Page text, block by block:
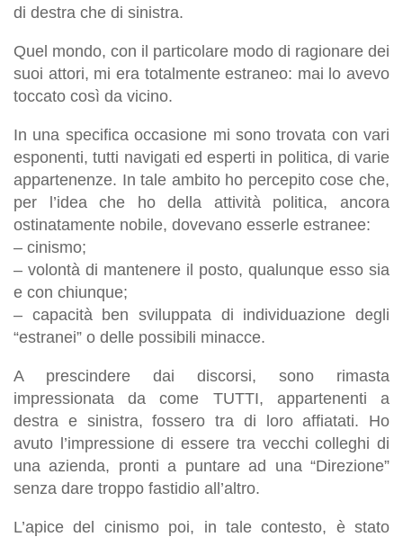
di destra che di sinistra.
Quel mondo, con il particolare modo di ragionare dei
suoi attori, mi era totalmente estraneo: mai lo avevo
toccato così da vicino.
In una specifica occasione mi sono trovata con vari
esponenti, tutti navigati ed esperti in politica, di varie
appartenenze. In tale ambito ho percepito cose che,
per l’idea che ho della attività politica, ancora
ostinatamente nobile, dovevano esserle estranee:
– cinismo;
– volontà di mantenere il posto, qualunque esso sia
e con chiunque;
– capacità ben sviluppata di individuazione degli
“estranei” o delle possibili minacce.
A prescindere dai discorsi, sono rimasta
impressionata da come TUTTI, appartenenti a
destra e sinistra, fossero tra di loro affiatati. Ho
avuto l’impressione di essere tra vecchi colleghi di
una azienda, pronti a puntare ad una “Direzione”
senza dare troppo fastidio all’altro.
L’apice del cinismo poi, in tale contesto, è stato